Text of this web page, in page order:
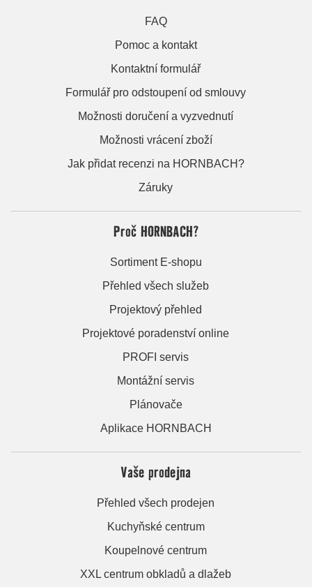
FAQ
Pomoc a kontakt
Kontaktní formulář
Formulář pro odstoupení od smlouvy
Možnosti doručení a vyzvednutí
Možnosti vrácení zboží
Jak přidat recenzi na HORNBACH?
Záruky
Proč HORNBACH?
Sortiment E-shopu
Přehled všech služeb
Projektový přehled
Projektové poradenství online
PROFI servis
Montážní servis
Plánovače
Aplikace HORNBACH
Vaše prodejna
Přehled všech prodejen
Kuchyňské centrum
Koupelnové centrum
XXL centrum obkladů a dlažeb